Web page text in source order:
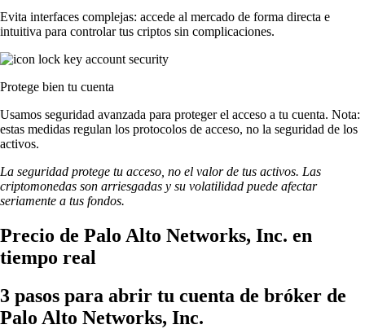
Evita interfaces complejas: accede al mercado de forma directa e
intuitiva para controlar tus criptos sin complicaciones.
Protege bien tu cuenta
Usamos seguridad avanzada para proteger el acceso a tu cuenta. Nota:
estas medidas regulan los protocolos de acceso, no la seguridad de los
activos.
La seguridad protege tu acceso, no el valor de tus activos. Las
criptomonedas son arriesgadas y su volatilidad puede afectar
seriamente a tus fondos.
Precio de Palo Alto Networks, Inc. en
tiempo real
3 pasos para abrir tu cuenta de bróker de
Palo Alto Networks, Inc.